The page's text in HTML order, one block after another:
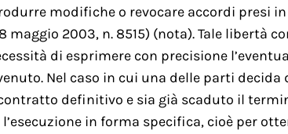
modifiche o revocare accordi presi
maggio 2003, n. 8515) (nota). Tale libertà
di esprimere con precisione
Nel caso in cui una delle parti decida
definitivo e sia già scaduto il
in forma specifica, cioè per